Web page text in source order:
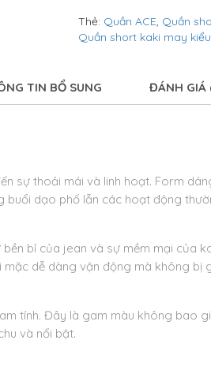
Thẻ: Quần ACE, Quần
Quần short kaki may
TIN BỔ SUNG ĐÁNH GIÁ
sự thoải mái và linh hoạt. Form
buổi dạo phố lẫn các hoạt động
bỉ của jean và sự mềm mại của
dễ dàng vận động mà không bị
tính. Đây là gam màu không bao
và nổi bật.